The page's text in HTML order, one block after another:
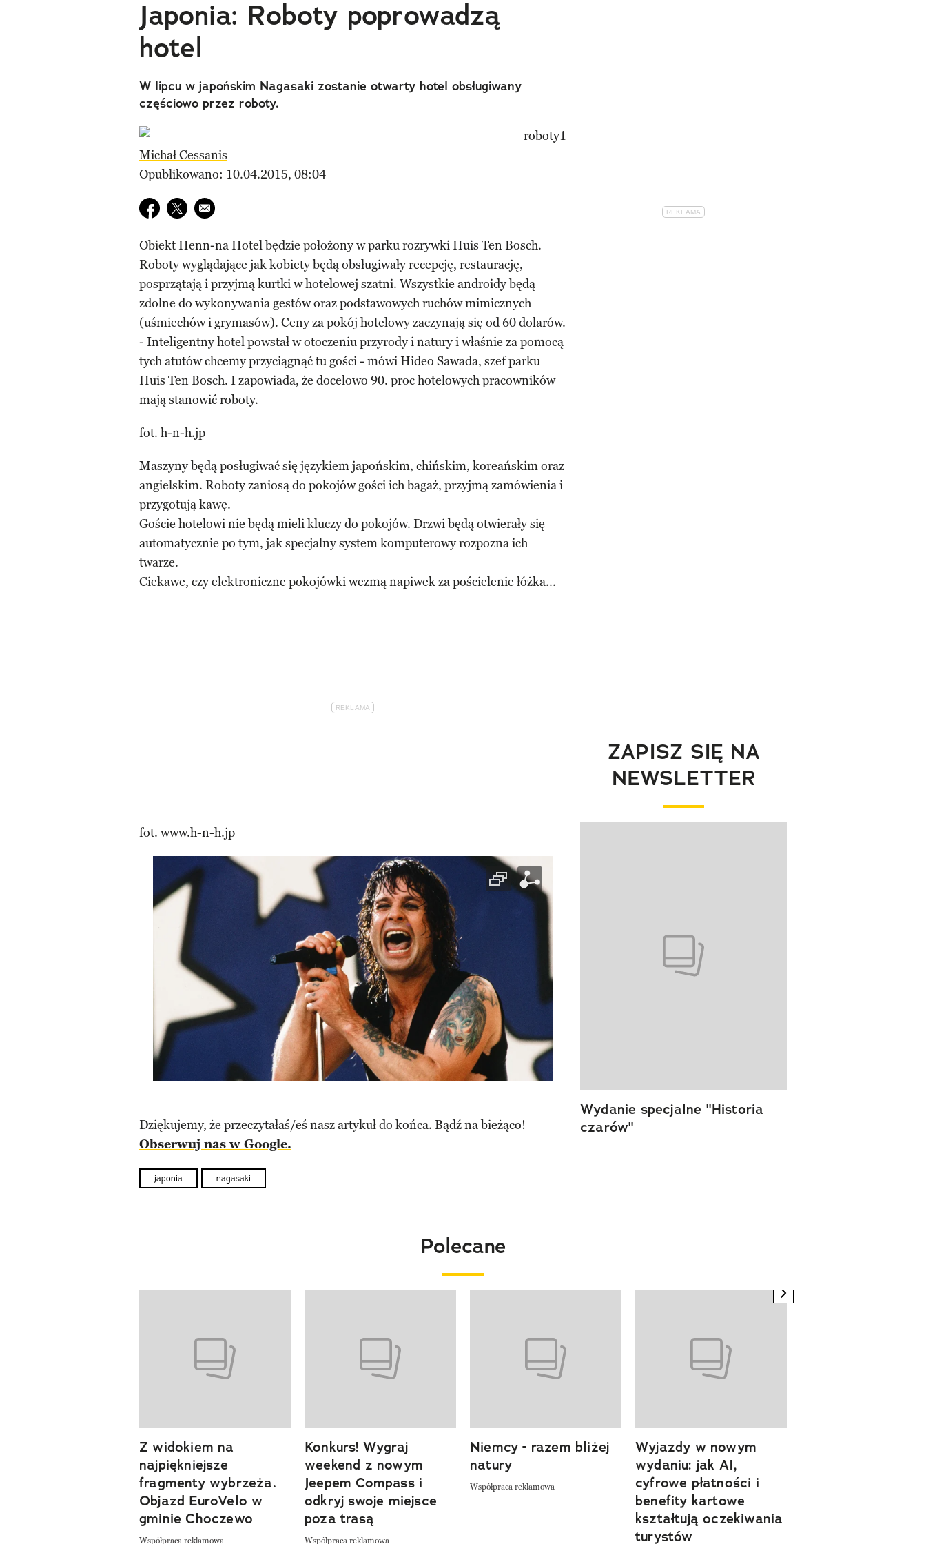
Japonia: Roboty poprowadzą
hotel
W lipcu w japońskim Nagasaki zostanie otwarty hotel obsługiwany
częściowo przez roboty.
Michał Cessanis
Opublikowano: 10.04.2015, 08:04
Udostępnij na facebook
Udostępnij na twitter
E-mail do przyjaciela
Obiekt Henn-na Hotel będzie położony w parku rozrywki Huis Ten Bosch.
Roboty wyglądające jak kobiety będą obsługiwały recepcję, restaurację,
posprzątają i przyjmą kurtki w hotelowej szatni. Wszystkie androidy będą
zdolne do wykonywania gestów oraz podstawowych ruchów mimicznych
(uśmiechów i grymasów). Ceny za pokój hotelowy zaczynają się od 60 dolarów.
- Inteligentny hotel powstał w otoczeniu przyrody i natury i właśnie za pomocą
tych atutów chcemy przyciągnąć tu gości - mówi Hideo Sawada, szef parku
Huis Ten Bosch. I zapowiada, że docelowo 90. proc hotelowych pracowników
mają stanowić roboty.
fot. h-n-h.jp
Maszyny będą posługiwać się językiem japońskim, chińskim, koreańskim oraz
angielskim. Roboty zaniosą do pokojów gości ich bagaż, przyjmą zamówienia i
przygotują kawę.
Goście hotelowi nie będą mieli kluczy do pokojów. Drzwi będą otwierały się
automatycznie po tym, jak specjalny system komputerowy rozpozna ich
twarze.
Ciekawe, czy elektroniczne pokojówki wezmą napiwek za pościelenie łóżka...
fot. www.h-n-h.jp
Dziękujemy, że przeczytałaś/eś nasz artykuł do końca. Bądź na bieżąco!
Obserwuj nas w Google.
japonia nagasaki
ZAPISZ SIĘ NA
NEWSLETTER
Wydanie specjalne "Historia
czarów"
Polecane
previous element
Z widokiem na
najpiękniejsze
fragmenty wybrzeża.
Objazd EuroVelo w
gminie Choczewo
Współpraca reklamowa
Konkurs! Wygraj
weekend z nowym
Jeepem Compass i
odkryj swoje miejsce
poza trasą
Współpraca reklamowa
Niemcy - razem bliżej
natury
Współpraca reklamowa
Wyjazdy w nowym
wydaniu: jak AI,
cyfrowe płatności i
benefity kartowe
kształtują oczekiwania
turystów
next element